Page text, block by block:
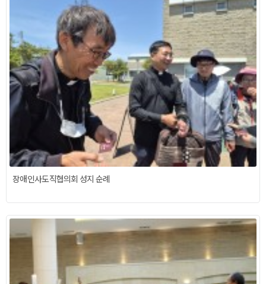
장애인사도직협의회 성지 순례